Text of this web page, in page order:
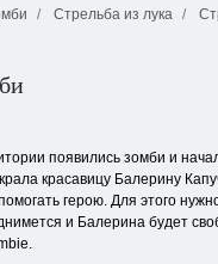
Стрельба из лука
появились зомби и
красавицу Балерину
герою. Для этого
и Балерина будет